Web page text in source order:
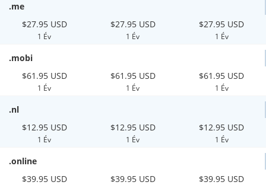
.me
$27.95 USD
1 Év
$27.95 USD
1 Év
$27.95 USD
1 Év
.mobi
$61.95 USD
1 Év
$61.95 USD
1 Év
$61.95 USD
1 Év
.nl
$12.95 USD
1 Év
$12.95 USD
1 Év
$12.95 USD
1 Év
.online
$39.95 USD
$39.95 USD $39.95 USD